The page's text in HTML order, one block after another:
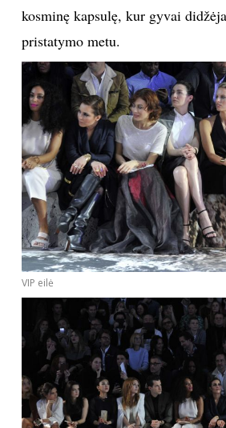
kosminę kapsulę, kur gyvai
pristatymo metu.
VIP eilė